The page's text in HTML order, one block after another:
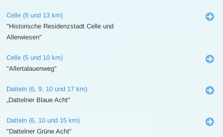
Celle (8 und 13 km)
"Historische Residenzstadt Celle und
Allerwiesen"
Celle (5 und 10 km)
"Allertalauenweg"
Datteln (6, 9, 10 und 17 km)
„Dattelner Blaue Acht"
Datteln (6, 10 und 15 km)
"Dattelner Grüne Acht"